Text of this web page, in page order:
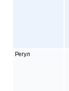
Регул